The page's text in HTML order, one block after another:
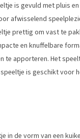
is gevuld met pluis
afwisselend
prettig om vast te
en knuffelbare
te apporteren. Het
is geschikt voor
in de vorm van een